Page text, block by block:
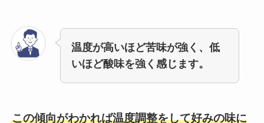
温度が高いほど苦味が強く、低
いほど酸味を強く感じます。
この傾向がわかれば温度調整をして好みの味に